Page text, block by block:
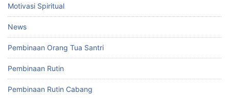
Motivasi Spiritual
News
Pembinaan Orang Tua Santri
Pembinaan Rutin
Pembinaan Rutin Cabang